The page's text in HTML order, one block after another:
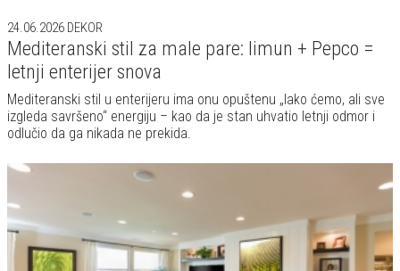
24.06.2026 DEKOR
Mediteranski stil za male pare: limun + Pepco =
letnji enterijer snova
Mediteranski stil u enterijeru ima onu opuštenu „lako ćemo, ali sve
izgleda savršeno“ energiju – kao da je stan uhvatio letnji odmor i
odlučio da ga nikada ne prekida.